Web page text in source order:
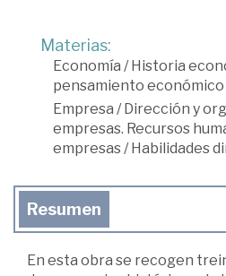
Materias:
Economía /Historia
pensamiento económico
Empresa /Dirección y
empresas. Recursos
empresas/Habilidades
Resumen
En esta obra se recogen